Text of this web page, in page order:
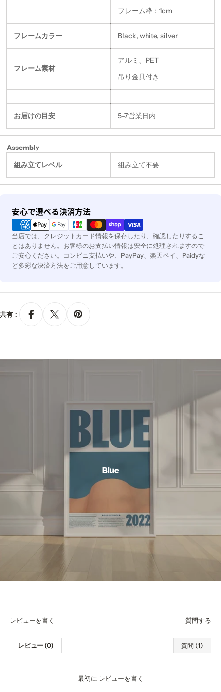
フレーム枠：1cm
フレームカラー Black, white, silver
フレーム素材
アルミ、PET
吊り金具付き
お届けの目安 5-7営業日内
Assembly
組み立てレベル
組み立て不要
安心で選べる決済方法
決
済
方
法
当店では、クレジットカード情報を保存したり、確認したりするこ
とはありません。お客様のお支払い情報は安全に処理されますので
ご安心ください。コンビニ支払いや、PayPay、楽天ペイ、Paidyな
ど多彩な決済方法をご用意しています。
共有：
Blue
レビューを書く 質問する
レビュー (0) 質問 (1)
最初に レビューを書く